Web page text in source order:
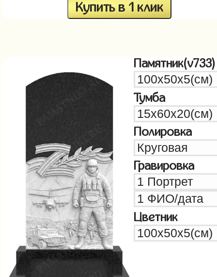
Купить в 1 клик
Памятник(v733)
Тумба
Полировка
Гравировка
Цветник